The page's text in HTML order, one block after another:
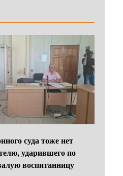
суда тоже нет
ударившего по
воспитанницу